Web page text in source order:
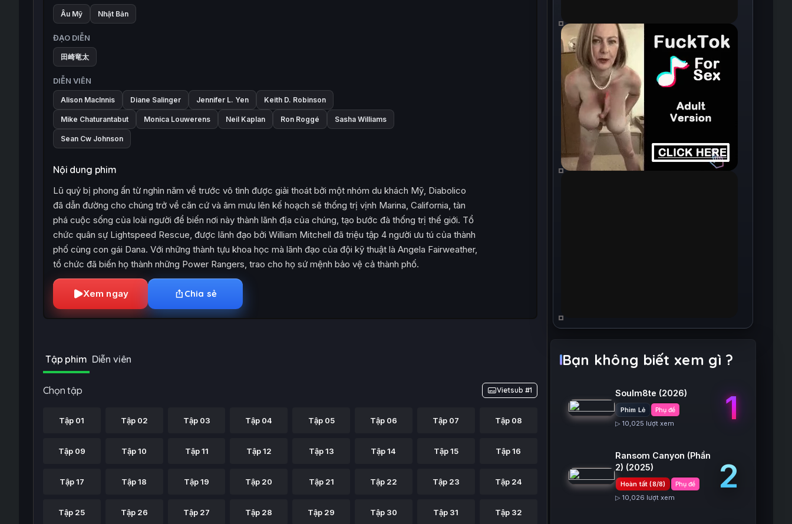
Âu Mỹ Nhật Bản
ĐẠO DIỄN
田崎竜太
DIỄN VIÊN
Alison MacInnis Diane Salinger Jennifer L. Yen Keith D. Robinson
Mike Chaturantabut Monica Louwerens Neil Kaplan Ron Roggé Sasha Williams
Sean Cw Johnson
Nội dung phim
Lũ quỷ bị phong ấn từ nghìn năm về trước vô tình được giải thoát bởi một nhóm du khách Mỹ, Diabolico
đã dẫn đường cho chúng trở về căn cứ và âm mưu lên kế hoạch sẽ thống trị vịnh Marina, California, tàn
phá cuộc sống của loài người để biến nơi này thành lãnh địa của chúng, tạo bước đà thống trị thế giới. Tổ
chức quân sự Lightspeed Rescue, được lãnh đạo bởi William Mitchell đã triệu tập 4 người ưu tú của thành
phố cùng con gái Dana. Với những thành tựu khoa học mà lãnh đạo của đội kỹ thuật là Angela Fairweather,
tổ chức đã biến họ thành những Power Rangers, trao cho họ sứ mệnh bảo vệ cả thành phố.
Xem ngay Chia sẻ
Tập phim Diễn viên
Chọn tập Vietsub #1
Tập 01 Tập 02 Tập 03 Tập 04 Tập 05 Tập 06 Tập 07 Tập 08
Tập 09 Tập 10 Tập 11 Tập 12 Tập 13 Tập 14 Tập 15 Tập 16
Tập 17 Tập 18 Tập 19 Tập 20 Tập 21 Tập 22 Tập 23 Tập 24
Tập 25 Tập 26 Tập 27 Tập 28 Tập 29 Tập 30 Tập 31 Tập 32
Bạn không biết xem gì ?
Soulm8te (2026)
Phim Lẻ Phụ đề
▷ 10,025 lượt xem 1
Ransom Canyon (Phần
2) (2025)
Hoàn tất (8/8) Phụ đề
▷ 10,026 lượt xem
2